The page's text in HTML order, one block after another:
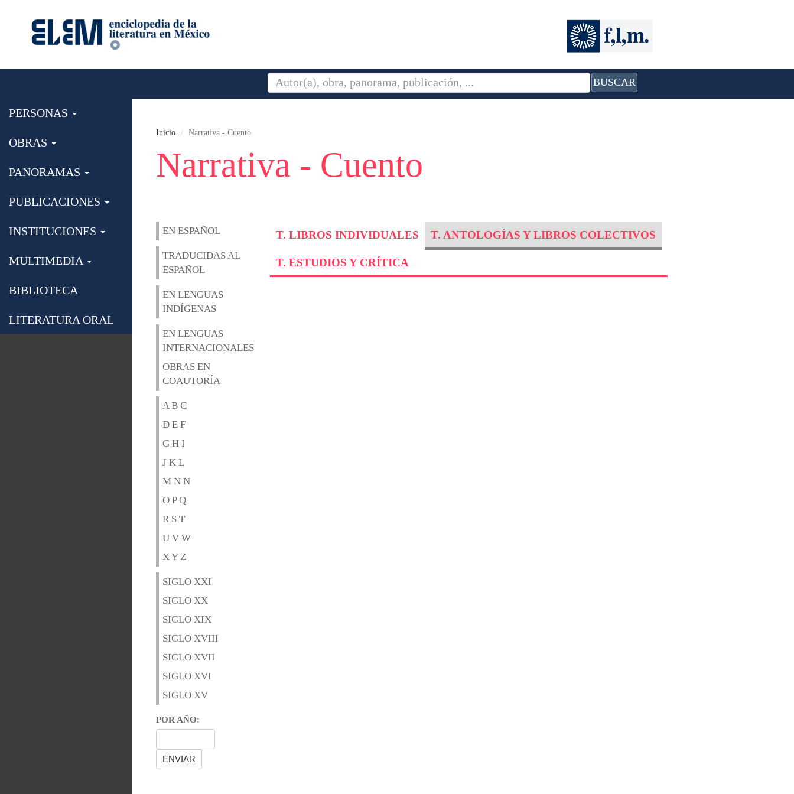
BUSCAR
PERSONAS
OBRAS
PANORAMAS
PUBLICACIONES
INSTITUCIONES
MULTIMEDIA
BIBLIOTECA
LITERATURA ORAL
Inicio Narrativa - Cuento
Narrativa - Cuento
EN ESPAÑOL
TRADUCIDAS AL
ESPAÑOL
EN LENGUAS
INDÍGENAS
EN LENGUAS
INTERNACIONALES
OBRAS EN
COAUTORÍA
A B C
D E F
G H I
J K L
M N N
O P Q
R S T
U V W
X Y Z
SIGLO XXI
SIGLO XX
SIGLO XIX
SIGLO XVIII
SIGLO XVII
SIGLO XVI
SIGLO XV
POR AÑO:
T. LIBROS INDIVIDUALES T. ANTOLOGÍAS Y LIBROS COLECTIVOS
T. ESTUDIOS Y CRÍTICA